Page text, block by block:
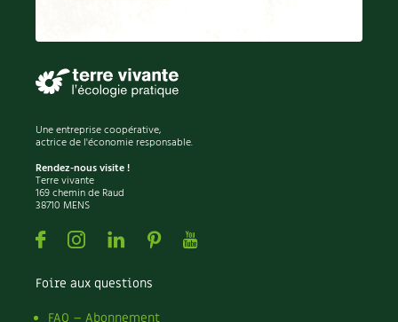
Habitat écologique
Matériaux écologiques
Énergie
Gestion de l’eau
Entretien de la maison
Décoration et petit bricolage
Expés
Bonnes adresses
Liste des pépiniéristes
Mieux consommer
Une entreprise coopérative,
actrice de l'économie responsable.
Rendez-nous visite !
Terre vivante
169 chemin de Raud
38710 MENS
FacebookInstagramLinkedin
PinterestYoutube
Foire aux questions
FAQ – Abonnement